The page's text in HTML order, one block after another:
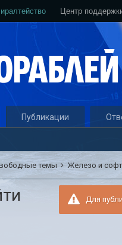
Центр
Публикации
темы Железо и софт
Для